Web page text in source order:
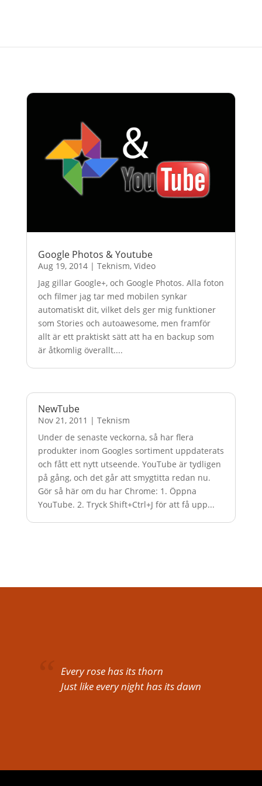
Google Photos & Youtube
Aug 19, 2014| Teknism, Video
Jag gillar Google+, och Google Photos. Alla foton
och filmer jag tar med mobilen synkar
automatiskt dit, vilket dels ger mig funktioner
som Stories och autoawesome, men framför
allt är ett praktiskt sätt att ha en backup som
är åtkomlig överallt....
NewTube
Nov 21, 2011 | Teknism
Under de senaste veckorna, så har flera
produkter inom Googles sortiment uppdaterats
och fått ett nytt utseende. YouTube är tydligen
på gång, och det går att smygtitta redan nu.
Gör så här om du har Chrome: 1. Öppna
YouTube. 2. Tryck Shift+Ctrl+J för att få upp...
Every rose has its thorn
Just like every night has its dawn